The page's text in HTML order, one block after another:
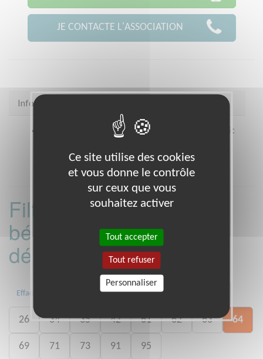
JE CONTACTE L'ASSOCIATION
Infos pratiques
4 allée des Baladins Espace Frédéric
Filtrer les missions
bénévoles par
département :
Effacer 05 07
26 34 35 42 61 62 63 64
69 71 73 91 95
Ce site utilise des cookies
et vous donne le contrôle
sur ceux que vous
souhaitez activer
Tout accepter
Tout refuser
Personnaliser